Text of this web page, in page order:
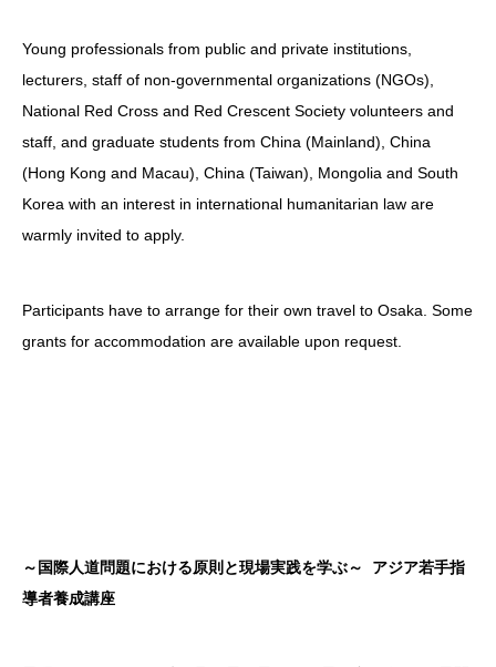
Young professionals from public and private institutions,
lecturers, staff of non-governmental organizations (NGOs),
National Red Cross and Red Crescent Society volunteers and
staff, and graduate students from China (Mainland), China
(Hong Kong and Macau), China (Taiwan), Mongolia and South
Korea with an interest in international humanitarian law are
warmly invited to apply.
Participants have to arrange for their own travel to Osaka. Some
grants for accommodation are available upon request.
～国際人道問題における原則と現場実践を学ぶ～ アジア若手指
導者養成講座